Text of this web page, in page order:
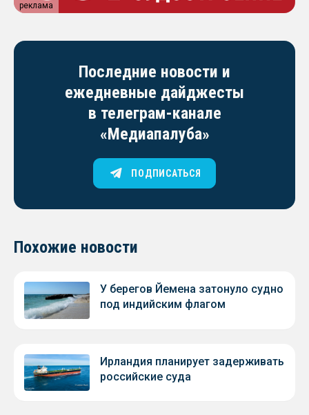
реклама
Последние новости и
ежедневные дайджесты
в телеграм-канале
«Медиапалуба»
ПОДПИСАТЬСЯ
Похожие новости
У берегов Йемена затонуло судно
под индийским флагом
Ирландия планирует задерживать
российские суда